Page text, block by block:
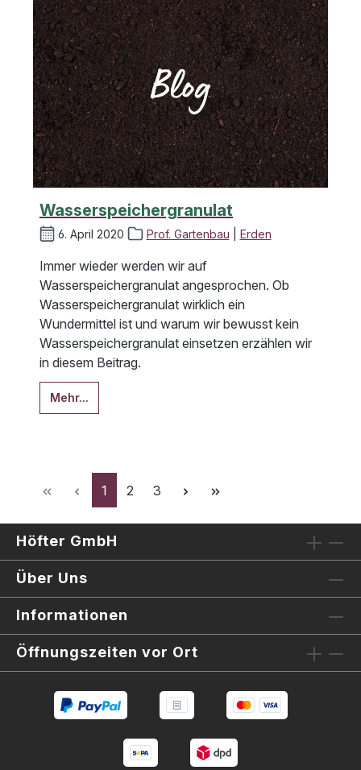
Wasserspeichergranulat
6. April 2020 Prof. Gartenbau Erden
Immer wieder werden wir auf
Wasserspeichergranulat angesprochen. Ob
Wasserspeichergranulat wirklich ein
Wundermittel ist und warum wir bewusst kein
Wasserspeichergranulat einsetzen erzählen wir
in diesem Beitrag.
Mehr...
Seite
1 Seite
2 Seite
3
Höfter GmbH
Über Uns
Informationen
Öffnungszeiten vor Ort